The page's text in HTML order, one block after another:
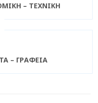
– ΤΕΧΝΙΚΗ
– ΓΡΑΦΕΙΑ